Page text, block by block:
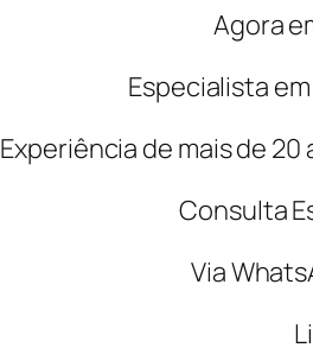
Agora
Especialista
Experiência de mais de 20
Consulta
Via